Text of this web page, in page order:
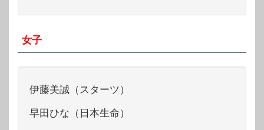
女子
伊藤美誠（スターツ）
早田ひな（日本生命）